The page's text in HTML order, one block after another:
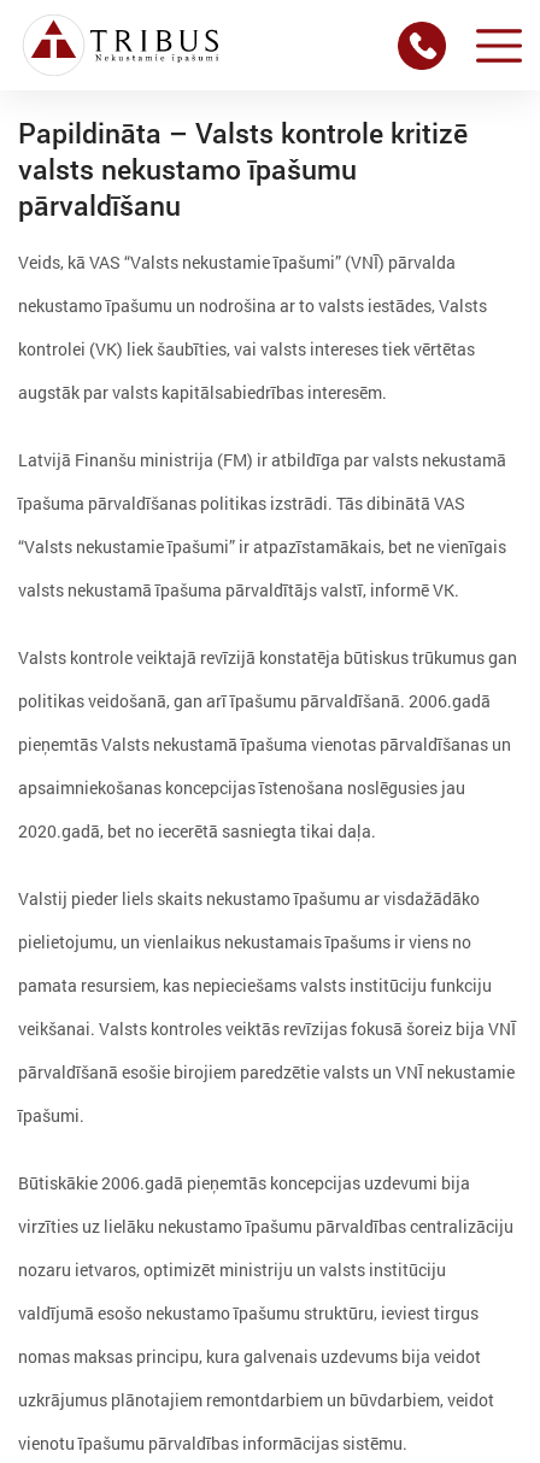
Papildināta – Valsts kontrole kritizē
valsts nekustamo īpašumu
pārvaldīšanu
Veids, kā VAS “Valsts nekustamie īpašumi” (VNĪ) pārvalda
nekustamo īpašumu un nodrošina ar to valsts iestādes, Valsts
kontrolei (VK) liek šaubīties, vai valsts intereses tiek vērtētas
augstāk par valsts kapitālsabiedrības interesēm.
Latvijā Finanšu ministrija (FM) ir atbildīga par valsts nekustamā
īpašuma pārvaldīšanas politikas izstrādi. Tās dibinātā VAS
“Valsts nekustamie īpašumi” ir atpazīstamākais, bet ne vienīgais
valsts nekustamā īpašuma pārvaldītājs valstī, informē VK.
Valsts kontrole veiktajā revīzijā konstatēja būtiskus trūkumus gan
politikas veidošanā, gan arī īpašumu pārvaldīšanā. 2006.gadā
pieņemtās Valsts nekustamā īpašuma vienotas pārvaldīšanas un
apsaimniekošanas koncepcijas īstenošana noslēgusies jau
2020.gadā, bet no iecerētā sasniegta tikai daļa.
Valstij pieder liels skaits nekustamo īpašumu ar visdažādāko
pielietojumu, un vienlaikus nekustamais īpašums ir viens no
pamata resursiem, kas nepieciešams valsts institūciju funkciju
veikšanai. Valsts kontroles veiktās revīzijas fokusā šoreiz bija VNĪ
pārvaldīšanā esošie birojiem paredzētie valsts un VNĪ nekustamie
īpašumi.
Būtiskākie 2006.gadā pieņemtās koncepcijas uzdevumi bija
virzīties uz lielāku nekustamo īpašumu pārvaldības centralizāciju
nozaru ietvaros, optimizēt ministriju un valsts institūciju
valdījumā esošo nekustamo īpašumu struktūru, ieviest tirgus
nomas maksas principu, kura galvenais uzdevums bija veidot
uzkrājumus plānotajiem remontdarbiem un būvdarbiem, veidot
vienotu īpašumu pārvaldības informācijas sistēmu.